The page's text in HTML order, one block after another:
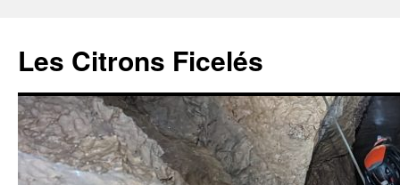
contenu
Les Citrons Ficelés